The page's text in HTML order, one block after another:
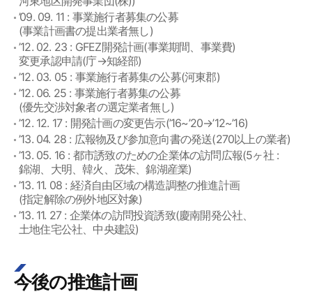
’09. 09. 11 : 事業施行者募集の公募
(事業計画書の提出業者無し)
’12. 02. 23 : GFEZ開発計画(事業期間、事業費)
変更承認申請(庁→知経部)
’12. 03. 05 : 事業施行者募集の公募(河東郡)
’12. 06. 25 : 事業施行者募集の公募
(優先交渉対象者の選定業者無し)
’12. 12. 17 : 開発計画の変更告示(’16~’20→’12~’16)
’13. 04. 28 : 広報物及び参加意向書の発送(270以上の業者)
’13. 05. 16 : 都市誘致のための企業体の訪問広報(5ヶ社 :
錦湖、大明、韓火、茂朱、錦湖産業)
’13. 11. 08 : 経済自由区域の構造調整の推進計画
(指定解除の例外地区対象)
’13. 11. 27 : 企業体の訪問投資誘致(慶南開発公社、
土地住宅公社、中央建設)
今後の推進計画